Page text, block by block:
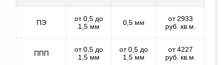
ПЭ
от 0,5 до
1,5 мм
0,5 мм
от 2933
руб. кв.м.
ППП
от 0,5 до
1,5 мм
от 0,5 до
1,5 мм
от 4227
руб. кв.м.